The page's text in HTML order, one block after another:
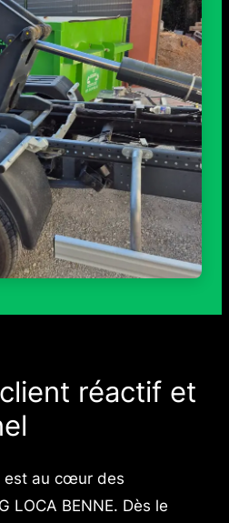
réactif et
est au cœur des
LOCA BENNE. Dès le